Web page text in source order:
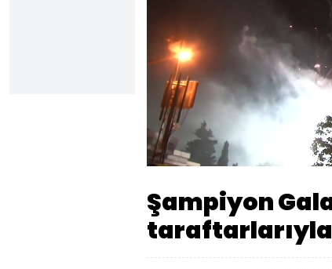
Sesi
Aç
Yüklendi
8.86%
Şampiyon